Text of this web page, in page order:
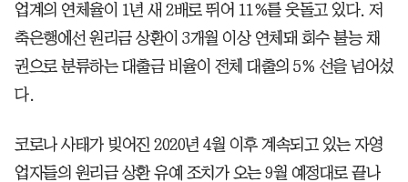
업계의 연체율이 1년 새 2배로 뛰어 11%를 웃돌고 있다. 저
축은행에선 원리금 상환이 3개월 이상 연체돼 회수 불능 채
권으로 분류하는 대출금 비율이 전체 대출의 5% 선을 넘어섰
다.
코로나 사태가 빚어진 2020년 4월 이후 계속되고 있는 자영
업자들의 원리금 상환 유예 조치가 오는 9월 예정대로 끝나